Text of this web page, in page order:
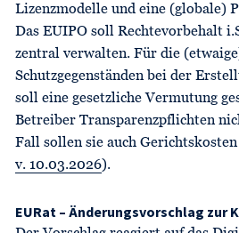
Lizenzmodelle und eine (globale)
Das EUIPO soll Rechtevorbehalt
zentral verwalten. Für die
Schutzgegenständen bei der
soll eine gesetzliche Vermutung
Betreiber Transparenzpflichten
Fall sollen sie auch
v. 10.03.2026).
EURat – Änderungsvorschlag zur